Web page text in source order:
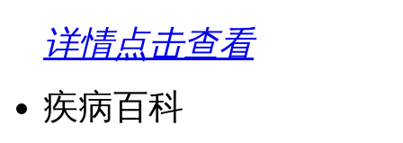
详情点击查看
疾病百科